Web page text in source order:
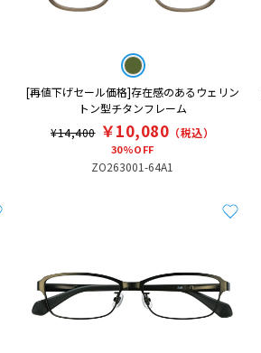
[再値下げセール価格]存在感のあるウェリン
トン型チタンフレーム
¥14,400 ￥10,080 （税込）
30%OFF
ZO263001-64A1